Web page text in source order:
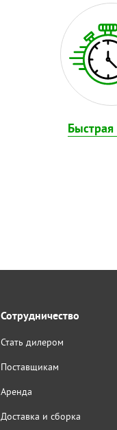
Быстрая
Сотрудничество
Стать дилером
Поставщикам
Аренда
Доставка и сборка